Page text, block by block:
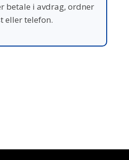
betale i avdrag, ordner
eller telefon.